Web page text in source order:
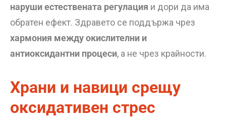
наруши естествената регулация и дори да има
обратен ефект. Здравето се поддържа чрез
хармония между окислителни и
антиоксидантни процеси, а не чрез крайности.
Храни и навици срещу
оксидативен стрес